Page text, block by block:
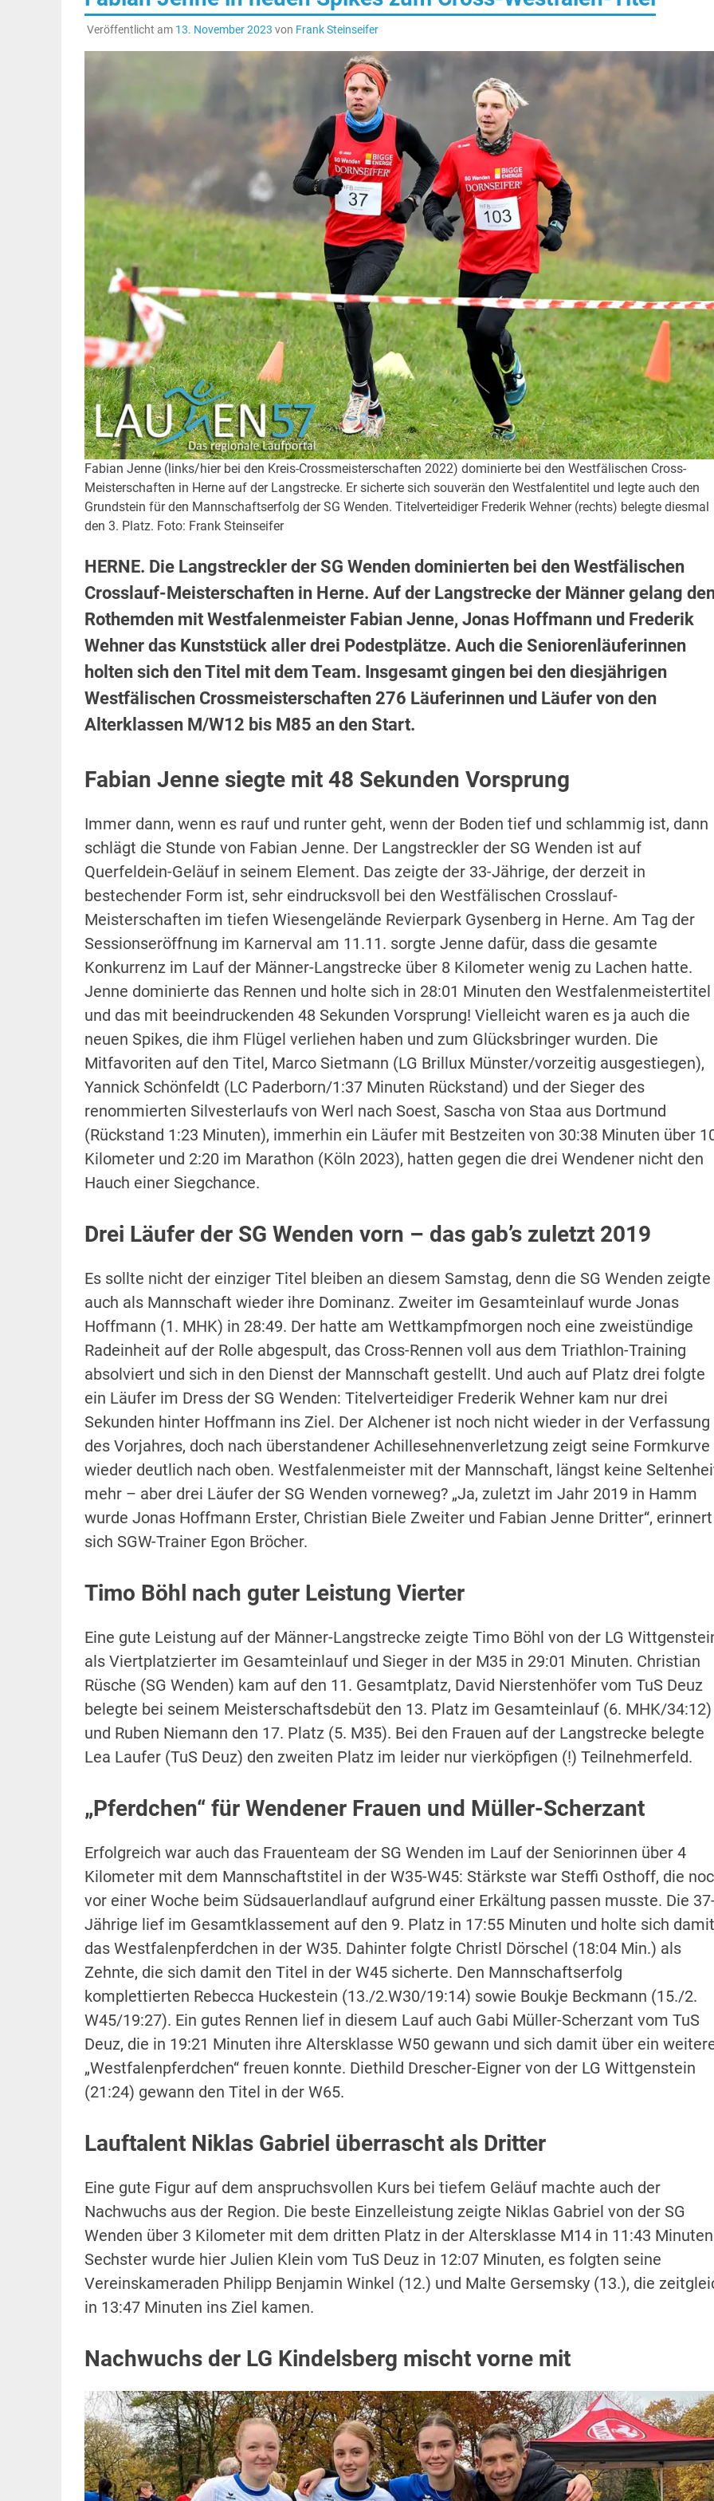
Veröffentlicht am 13. November 2023 von Frank Steinseifer
Fabian Jenne (links/hier bei den Kreis-Crossmeisterschaften 2022) dominierte bei den Westfälischen Cross-
Meisterschaften in Herne auf der Langstrecke. Er sicherte sich souverän den Westfalentitel und legte auch den
Grundstein für den Mannschaftserfolg der SG Wenden. Titelverteidiger Frederik Wehner (rechts) belegte diesmal
den 3. Platz. Foto: Frank Steinseifer
HERNE. Die Langstreckler der SG Wenden dominierten bei den Westfälischen
Crosslauf-Meisterschaften in Herne. Auf der Langstrecke der Männer gelang
Rothemden mit Westfalenmeister Fabian Jenne, Jonas Hoffmann und Frederik
Wehner das Kunststück aller drei Podestplätze. Auch die Seniorenläuferinnen
holten sich den Titel mit dem Team. Insgesamt gingen bei den diesjährigen
Westfälischen Crossmeisterschaften 276 Läuferinnen und Läufer von den
Alterklassen M/W12 bis M85 an den Start.
Fabian Jenne siegte mit 48 Sekunden Vorsprung
Immer dann, wenn es rauf und runter geht, wenn der Boden tief und schlammig ist, dann
schlägt die Stunde von Fabian Jenne. Der Langstreckler der SG Wenden ist auf
Querfeldein-Geläuf in seinem Element. Das zeigte der 33-Jährige, der derzeit in
bestechender Form ist, sehr eindrucksvoll bei den Westfälischen Crosslauf-
Meisterschaften im tiefen Wiesengelände Revierpark Gysenberg in Herne. Am Tag der
Sessionseröffnung im Karnerval am 11.11. sorgte Jenne dafür, dass die gesamte
Konkurrenz im Lauf der Männer-Langstrecke über 8 Kilometer wenig zu Lachen hatte.
Jenne dominierte das Rennen und holte sich in 28:01 Minuten den
und das mit beeindruckenden 48 Sekunden Vorsprung! Vielleicht waren es ja auch die
neuen Spikes, die ihm Flügel verliehen haben und zum Glücksbringer wurden. Die
Mitfavoriten auf den Titel, Marco Sietmann (LG Brillux Münster/vorzeitig ausgestiegen),
Yannick Schönfeldt (LC Paderborn/1:37 Minuten Rückstand) und der Sieger des
renommierten Silvesterlaufs von Werl nach Soest, Sascha von Staa aus Dortmund
(Rückstand 1:23 Minuten), immerhin ein Läufer mit Bestzeiten von 30:38 Minuten über
Kilometer und 2:20 im Marathon (Köln 2023), hatten gegen die drei Wendener nicht den
Hauch einer Siegchance.
Drei Läufer der SG Wenden vorn – das gab’s zuletzt 2019
Es sollte nicht der einziger Titel bleiben an diesem Samstag, denn die SG Wenden zeigte
auch als Mannschaft wieder ihre Dominanz. Zweiter im Gesamteinlauf wurde Jonas
Hoffmann (1. MHK) in 28:49. Der hatte am Wettkampfmorgen noch eine zweistündige
Radeinheit auf der Rolle abgespult, das Cross-Rennen voll aus dem Triathlon-Training
absolviert und sich in den Dienst der Mannschaft gestellt. Und auch auf Platz drei folgte
ein Läufer im Dress der SG Wenden: Titelverteidiger Frederik Wehner kam nur drei
Sekunden hinter Hoffmann ins Ziel. Der Alchener ist noch nicht wieder in der Verfassung
des Vorjahres, doch nach überstandener Achillesehnenverletzung zeigt seine Formkurve
wieder deutlich nach oben. Westfalenmeister mit der Mannschaft, längst keine
mehr – aber drei Läufer der SG Wenden vorneweg? „Ja, zuletzt im Jahr 2019 in Hamm
wurde Jonas Hoffmann Erster, Christian Biele Zweiter und Fabian Jenne Dritter“, erinnert
sich SGW-Trainer Egon Bröcher.
Timo Böhl nach guter Leistung Vierter
Eine gute Leistung auf der Männer-Langstrecke zeigte Timo Böhl von der LG
als Viertplatzierter im Gesamteinlauf und Sieger in der M35 in 29:01 Minuten. Christian
Rüsche (SG Wenden) kam auf den 11. Gesamtplatz, David Nierstenhöfer vom TuS Deuz
belegte bei seinem Meisterschaftsdebüt den 13. Platz im Gesamteinlauf (6. MHK/34:12)
und Ruben Niemann den 17. Platz (5. M35). Bei den Frauen auf der Langstrecke belegte
Lea Laufer (TuS Deuz) den zweiten Platz im leider nur vierköpfigen (!) Teilnehmerfeld.
„Pferdchen“ für Wendener Frauen und Müller-Scherzant
Erfolgreich war auch das Frauenteam der SG Wenden im Lauf der Seniorinnen über 4
Kilometer mit dem Mannschaftstitel in der W35-W45: Stärkste war Steffi Osthoff, die
vor einer Woche beim Südsauerlandlauf aufgrund einer Erkältung passen musste. Die
Jährige lief im Gesamtklassement auf den 9. Platz in 17:55 Minuten und holte sich damit
das Westfalenpferdchen in der W35. Dahinter folgte Christl Dörschel (18:04 Min.) als
Zehnte, die sich damit den Titel in der W45 sicherte. Den Mannschaftserfolg
komplettierten Rebecca Huckestein (13./2.W30/19:14) sowie Boukje Beckmann (15./2.
W45/19:27). Ein gutes Rennen lief in diesem Lauf auch Gabi Müller-Scherzant vom TuS
Deuz, die in 19:21 Minuten ihre Altersklasse W50 gewann und sich damit über ein
„Westfalenpferdchen“ freuen konnte. Diethild Drescher-Eigner von der LG Wittgenstein
(21:24) gewann den Titel in der W65.
Lauftalent Niklas Gabriel überrascht als Dritter
Eine gute Figur auf dem anspruchsvollen Kurs bei tiefem Geläuf machte auch der
Nachwuchs aus der Region. Die beste Einzelleistung zeigte Niklas Gabriel von der SG
Wenden über 3 Kilometer mit dem dritten Platz in der Altersklasse M14 in 11:43
Sechster wurde hier Julien Klein vom TuS Deuz in 12:07 Minuten, es folgten seine
Vereinskameraden Philipp Benjamin Winkel (12.) und Malte Gersemsky (13.), die
in 13:47 Minuten ins Ziel kamen.
Nachwuchs der LG Kindelsberg mischt vorne mit